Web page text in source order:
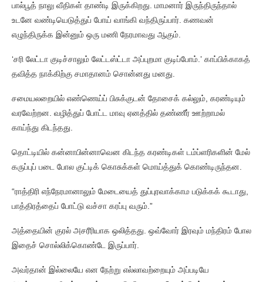
பால்பூத் நாலு வீதிகள் தாண்டி இருக்கிறது. மாமனார் இருந்திருந்தால்
உடனே வண்டியெடுத்துப் போய் வாங்கி வந்திருப்பார். கணவன்
எழுந்திருக்க இன்னும் ஒரு மணி நேரமாவது ஆகும்.
‘சரி லேட்டா குடிச்சாலும் லேட்டஸ்ட்டா அப்புறமா குடிப்போம்.’ காப்பிக்காகத்
தவித்த நாக்கிற்கு சமாதானம் சொன்னது மனது.
சமையலறையில் எண்ணெய்ப் பிசுக்குடன் தோசைக் கல்லும், கரண்டியும்
வரவேற்றன. வழித்துப் போட்ட மாவு ஏனத்தில் தண்ணீர் ஊற்றாமல்
காய்ந்து கிடந்தது.
தொட்டியில் கன்னாபின்னாவென கிடந்த கரண்டிகள் டம்ப்ளரிகளின் மேல்
கருப்புப் படை போல குட்டிக் கொசுக்கள் மொய்த்துக் கொண்டிருந்தன.
“ராத்திரி எந்நேரமானாலும் மேடையைத் துப்புரவாக்காம படுக்கக் கூடாது,
பாத்திரத்தைப் போட்டு வச்சா கரப்பு வரும்.”
அத்தையின் குரல் அசரீரியாக ஒலித்தது. ஒவ்வோர் இரவும் மந்திரம் போல
இதைச் சொல்லிக்கொண்டே இருப்பார்.
அவர்தான் இல்லையே என நேற்று எல்லாவற்றையும் அப்படியே